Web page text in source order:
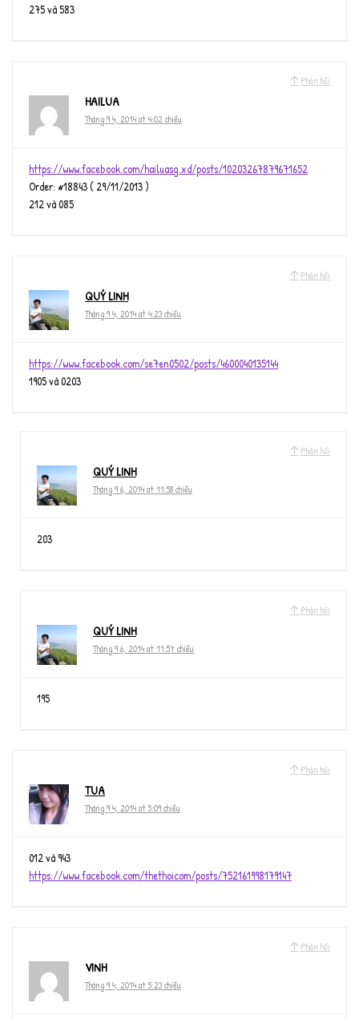
275 và 583
Phản hồi
HAILUA
Tháng 9 4, 2014 at 4:02 chiều
https://www.facebook.com/hailuasg.xd/posts/10203267879671652
Order: #18843 ( 29/11/2013 )
212 và 085
Phản hồi
QUÝ LINH
Tháng 9 4, 2014 at 4:23 chiều
https://www.facebook.com/se7en0502/posts/4600040135144
1905 và 0203
Phản hồi
QUÝ LINH
Tháng 9 6, 2014 at 11:58 chiều
203
Phản hồi
QUÝ LINH
Tháng 9 6, 2014 at 11:57 chiều
195
Phản hồi
TUA
Tháng 9 4, 2014 at 5:09 chiều
012 và 943
https://www.facebook.com/thethoicom/posts/752161998179147
Phản hồi
VINH
Tháng 9 4, 2014 at 5:23 chiều